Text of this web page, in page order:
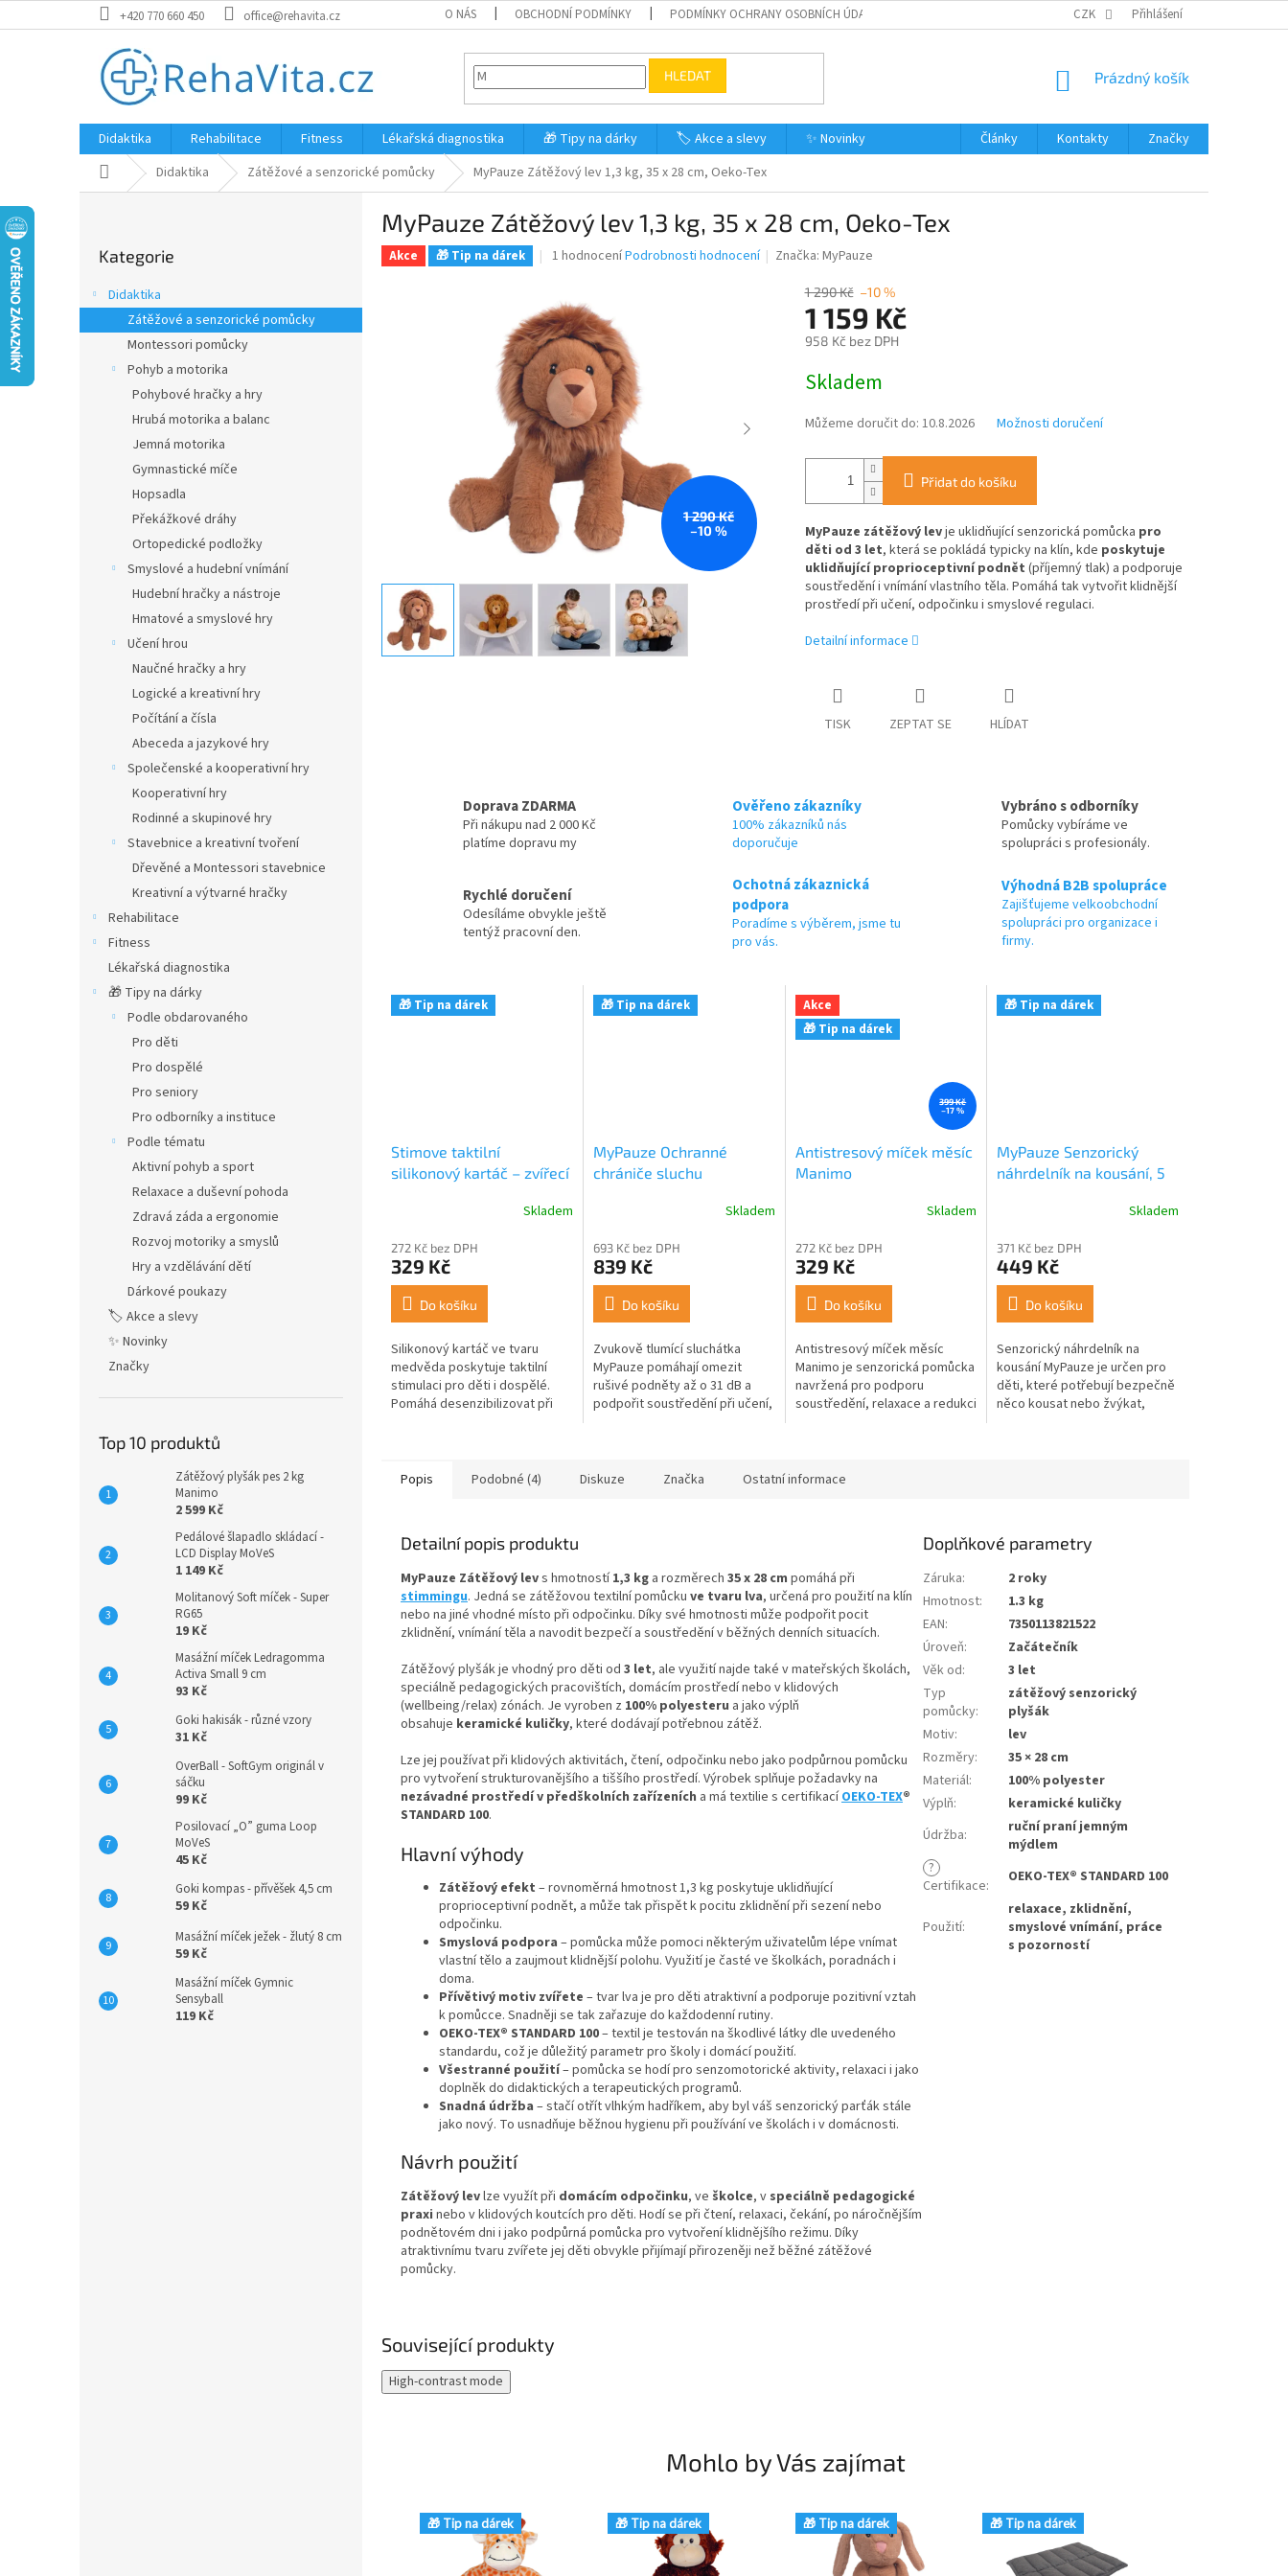
na
+420 770 660 450 office@rehavita.cz O NÁS OBCHODNÍ PODMÍNKY PODMÍNKY OCHRANY OSOBNÍCH ÚDAJŮ VRÁCENÍ ZBOŽÍ DOPRAVA A PLATBA
CZK Přihlášení
HLEDAT
NÁKUPNÍ
Prázdný košík
Didaktika Rehabilitace Fitness Lékařská diagnostika 🎁 Tipy na dárky 🏷️ Akce a slevy ✨ Novinky Články Kontakty
Značky
Domů Didaktika Zátěžové a senzorické pomůcky MyPauze Zátěžový lev 1,3 kg, 35 x 28 cm, Oeko-Tex
a
n
kategorie
Kategorie
Didaktika
Zátěžové a senzorické pomůcky
Montessori pomůcky
Pohyb a motorika
Pohybové hračky a hry
Hrubá motorika a balanc
Jemná motorika
Gymnastické míče
Hopsadla
Překážkové dráhy
Ortopedické podložky
Smyslové a hudební vnímání
Hudební hračky a nástroje
Hmatové a smyslové hry
Učení hrou
Naučné hračky a hry
Logické a kreativní hry
Počítání a čísla
Abeceda a jazykové hry
Společenské a kooperativní hry
Kooperativní hry
Rodinné a skupinové hry
Stavebnice a kreativní tvoření
Dřevěné a Montessori stavebnice
Kreativní a výtvarné hračky
Rehabilitace
Fitness
Lékařská diagnostika
🎁 Tipy na dárky
Podle obdarovaného
Pro děti
Pro dospělé
Pro seniory
Pro odborníky a instituce
Podle tématu
Aktivní pohyb a sport
Relaxace a duševní pohoda
Zdravá záda a ergonomie
Rozvoj motoriky a smyslů
Hry a vzdělávání dětí
Dárkové poukazy
🏷️ Akce a slevy
✨ Novinky
Značky
Top 10 produktů
Zátěžový plyšák pes 2 kg
Manimo
2 599 Kč
Pedálové šlapadlo skládací -
LCD Display MoVeS
1 149 Kč
Molitanový Soft míček - Super
RG65
19 Kč
Masážní míček Ledragomma
Activa Small 9 cm
93 Kč
Goki hakisák - různé vzory
31 Kč
OverBall - SoftGym originál v
sáčku
99 Kč
Posilovací „O” guma Loop
MoVeS
45 Kč
Goki kompas - přívěšek 4,5 cm
59 Kč
Masážní míček ježek - žlutý 8 cm
59 Kč
Masážní míček Gymnic
Sensyball
119 Kč
MyPauze Zátěžový lev 1,3 kg, 35 x 28 cm, Oeko-Tex
Akce 🎁 Tip na dárek
Průměrné
je
5,0
z
5
hvězdiček.
1 hodnoceníPodrobnosti hodnocení Značka:MyPauze
1 290 Kč
–10 %
1 290 Kč –10 %
1 159 Kč
958 Kč bez DPH
cena:
Skladem
Můžeme doručit do: 10.8.2026 Možnosti doručení
Přidat do košíku
MyPauze zátěžový levje uklidňující senzorická pomůcka pro
děti od 3 let, která se pokládá typicky na klín, kde poskytuje
uklidňující proprioceptivní podnět (příjemný tlak) a podporuje
soustředění i vnímání vlastního těla. Pomáhá tak vytvořit klidnější
prostředí při učení, odpočinku i smyslové regulaci.
Detailní informace
TISK ZEPTAT SE HLÍDAT
Doprava ZDARMA
Při nákupu nad 2 000 Kč
platíme dopravu my
Ověřeno zákazníky
100% zákazníků nás
doporučuje
Vybráno s odborníky
Pomůcky vybíráme ve
spolupráci s profesionály.
Rychlé doručení
Odesíláme obvykle ještě
tentýž pracovní den.
Ochotná zákaznická
podpora
Poradíme s výběrem, jsme tu
pro vás.
Výhodná B2B spolupráce
Zajišťujeme velkoobchodní
spolupráci pro organizace i
firmy.
🎁 Tip na dárek
Stimove taktilní
silikonový kartáč – zvířecí
Skladem
272 Kč bez DPH
329 Kč
Do košíku
Silikonový kartáč ve tvaru
medvěda poskytuje taktilní
stimulaci pro děti i dospělé.
Pomáhá desenzibilizovat při
🎁 Tip na dárek
MyPauze Ochranné
chrániče sluchu
Skladem
693 Kč bez DPH
839 Kč
Do košíku
Zvukově tlumící sluchátka
MyPauze pomáhají omezit
rušivé podněty až o 31 dB a
podpořit soustředění při učení,
Akce
🎁 Tip na dárek
399 Kč
–17 %
Antistresový míček měsíc
Manimo
Skladem
272 Kč bez DPH
329 Kč
Do košíku
Antistresový míček měsíc
Manimo je senzorická pomůcka
navržená pro podporu
soustředění, relaxace a redukci
🎁 Tip na dárek
MyPauze Senzorický
náhrdelník na kousání, 5
Skladem
371 Kč bez DPH
449 Kč
Do košíku
Senzorický náhrdelník na
kousání MyPauze je určen pro
děti, které potřebují bezpečně
něco kousat nebo žvýkat,
Popis
Podobné (4) Diskuze Značka Ostatní informace
Detailní popis produktu
MyPauze Zátěžový levs hmotností1,3 kg a rozměrech 35 x 28 cm pomáhá při
stimmingu. Jedná se zátěžovou textilní pomůcku ve tvaru lva, určená pro použití na klín
nebo na jiné vhodné místo při odpočinku. Díky své hmotnosti může podpořit pocit
zklidnění, vnímání těla a navodit bezpečí a soustředění v běžných denních situacích.
Zátěžový plyšák je vhodný pro děti od 3 let, ale využití najde také v mateřských školách,
speciálně pedagogických pracovištích, domácím prostředí nebo v klidových
(wellbeing/relax) zónách. Je vyroben z 100% polyesteru a jako výplň
obsahuje keramické kuličky, které dodávají potřebnou zátěž.
Lze jej používat při klidových aktivitách, čtení, odpočinku nebo jako podpůrnou pomůcku
pro vytvoření strukturovanějšího a tiššího prostředí. Výrobek splňuje požadavky na
nezávadné prostředí v předškolních zařízeních a má textilie s certifikacíOEKO-TEX®
STANDARD 100.
Hlavní výhody
Zátěžový efekt – rovnoměrná hmotnost 1,3 kg poskytuje uklidňující
proprioceptivní podnět, a může tak přispět k pocitu zklidnění při sezení nebo
odpočinku.
Smyslová podpora – pomůcka může pomoci některým uživatelům lépe vnímat
vlastní tělo a zaujmout klidnější polohu. Využití je časté ve školkách, poradnách i
doma.
Přívětivý motiv zvířete – tvar lva je pro děti atraktivní a podporuje pozitivní vztah
k pomůcce. Snadněji se tak zařazuje do každodenní rutiny.
OEKO-TEX® STANDARD 100– textil je testován na škodlivé látky dle uvedeného
standardu, což je důležitý parametr pro školy i domácí použití.
Všestranné použití– pomůcka se hodí pro senzomotorické aktivity, relaxaci i jako
doplněk do didaktických a terapeutických programů.
Snadná údržba – stačí otřít vlhkým hadříkem, aby byl váš senzorický parťák stále
jako nový. To usnadňuje běžnou hygienu při používání ve školách i v domácnosti.
Návrh použití
Zátěžový levlze využít při domácím odpočinku, ve školce, v speciálně pedagogické
praxi nebo v klidových koutcích pro děti. Hodí se při čtení, relaxaci, čekání, po náročnějším
podnětovém dni i jako podpůrná pomůcka pro vytvoření klidnějšího režimu. Díky
atraktivnímu tvaru zvířete jej děti obvykle přijímají přirozeněji než běžné zátěžové
pomůcky.
Doplňkové parametry
Záruka:
2 roky
Hmotnost:
1.3 kg
EAN:
7350113821522
Úroveň:
Začátečník
Věk od:
3 let
Typ
pomůcky:
zátěžový senzorický
plyšák
Motiv:
lev
Rozměry:
35 × 28 cm
Materiál:
100% polyester
Výplň:
keramické kuličky
Údržba:
ruční praní jemným
mýdlem
?
Certifikace: OEKO-TEX® STANDARD 100
Použití:
relaxace, zklidnění,
smyslové vnímání, práce
s pozorností
Související produkty
High-contrast mode
Mohlo by Vás zajímat
🎁 Tip na dárek 🎁 Tip na dárek 🎁 Tip na dárek 🎁 Tip na dárek